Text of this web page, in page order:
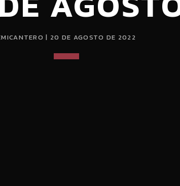
| 20 DE AGOSTO DE 2022